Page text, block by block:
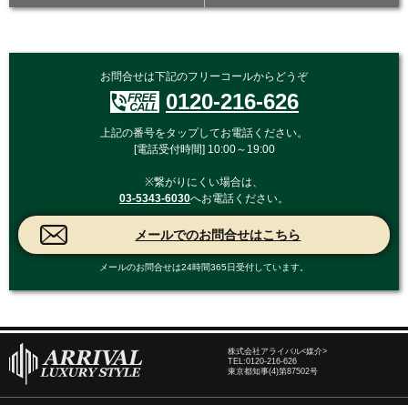
お問合せは下記のフリーコールからどうぞ
0120-216-626
上記の番号をタップしてお電話ください。
[電話受付時間] 10:00～19:00
※繋がりにくい場合は、
03-5343-6030へお電話ください。
メールのお問合せは24時間365日受付しています。
株式会社アライバル<媒介>
TEL:0120-216-626
東京都知事(4)第87502号